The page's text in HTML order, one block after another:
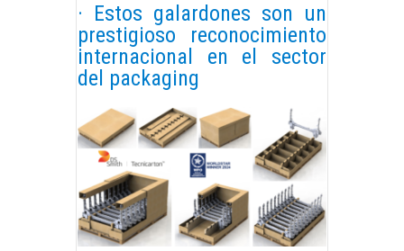
· Estos galardones son un
prestigioso reconocimiento
internacional en el sector
del packaging